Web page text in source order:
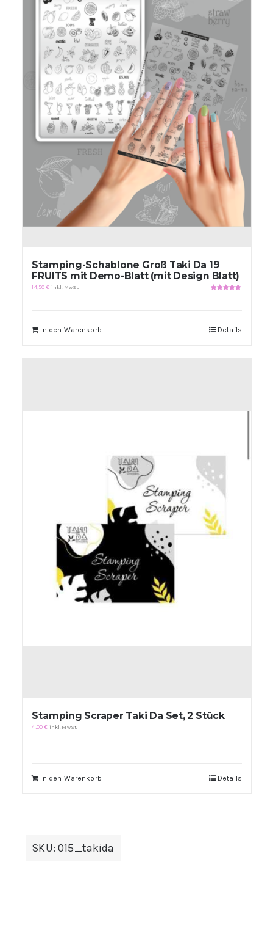
Stamping-Schablone Groß Taki Da 19
FRUITS mit Demo-Blatt (mit Design Blatt)
14,50€ inkl. MwSt.
In den Warenkorb Details
Stamping Scraper Taki Da Set, 2 Stück
4,00€ inkl. MwSt.
In den Warenkorb Details
SKU:015_takida